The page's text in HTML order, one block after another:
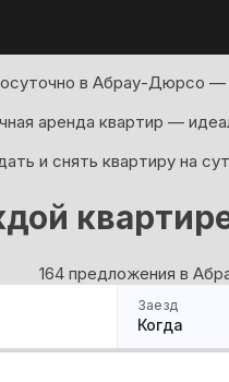
в Абрау-Дюрсо —
аренда квартир —
и снять квартиру на
164 предложения в
Заезд
Когда